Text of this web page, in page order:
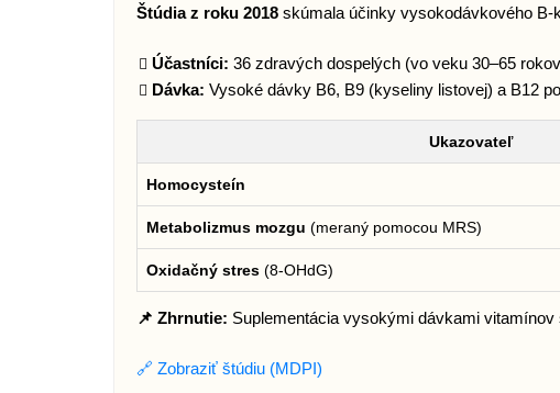
Štúdia z roku 2018 skúmala účinky vysokodávkového B-
Účastníci: 36 zdravých dospelých (vo veku 30–65
Dávka: Vysoké dávky B6, B9 (kyseliny listovej) a B12
Ukazovateľ
Homocysteín
Metabolizmus mozgu (meraný pomocou MRS)
Oxidačný stres (8-OHdG)
📌 Zhrnutie: Suplementácia vysokými dávkami vitamínov
🔗 Zobraziť štúdiu (MDPI)